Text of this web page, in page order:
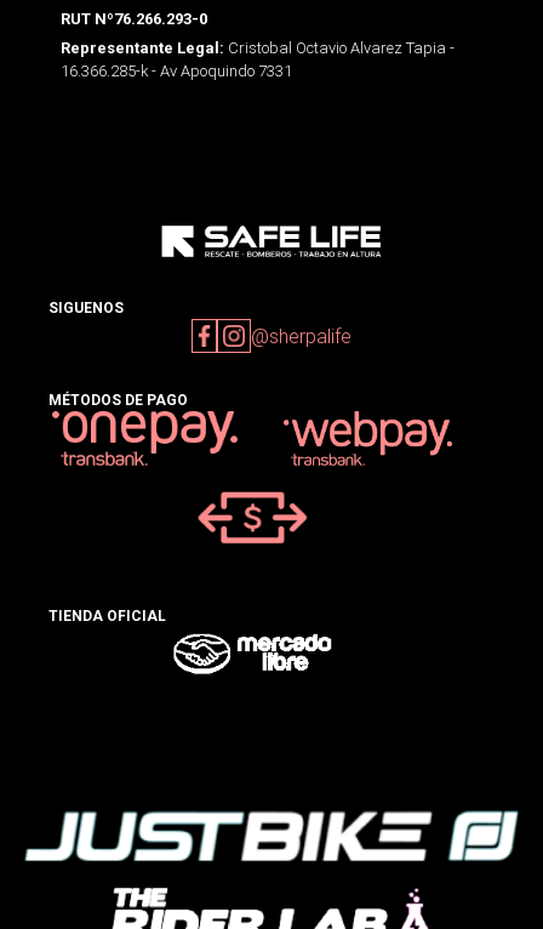
RUT Nº76.266.293-0
Representante Legal: Cristobal Octavio Alvarez Tapia -
16.366.285-k - Av Apoquindo 7331
SIGUENOS
@sherpalife
MÉTODOS DE PAGO
TIENDA OFICIAL